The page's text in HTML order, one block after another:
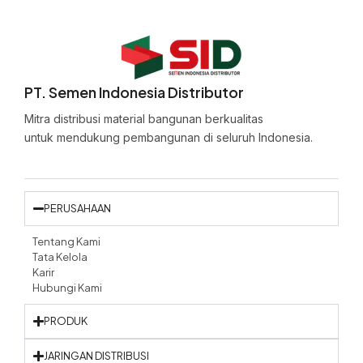
PT. Semen Indonesia Distributor
Mitra distribusi material bangunan berkualitas
untuk mendukung pembangunan di seluruh Indonesia.
PERUSAHAAN
Tentang Kami
Tata Kelola
Karir
Hubungi Kami
PRODUK
JARINGAN DISTRIBUSI